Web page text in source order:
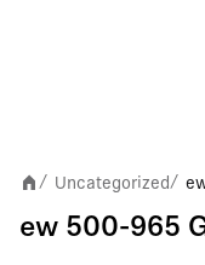
/ Uncategorized /
ew 500-965